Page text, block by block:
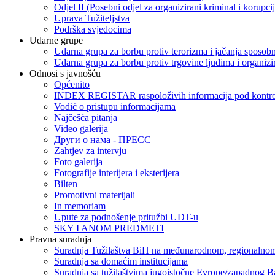
Odjel II (Posebni odjel za organizirani kriminal i
Uprava Tužiteljstva
Podrška svjedocima
Udarne grupe
Udarna grupa za borbu protiv terorizma i jačanja
Udarna grupa za borbu protiv trgovine ljudima i
Odnosi s javnošću
Općenito
INDEX REGISTAR raspoloživih informacija pod
Vodič o pristupu informacijama
Najčešća pitanja
Video galerija
Други о нама - ПРЕСC
Zahtjev za intervju
Foto galerija
Fotografije interijera i eksterijera
Bilten
Promotivni materijali
In memoriam
Upute za podnošenje pritužbi UDT-u
SKY I ANOM PREDMETI
Pravna suradnja
Suradnja Tužilaštva BiH na međunarodnom,
Suradnja sa domaćim institucijama
Suradnja sa tužilaštvima jugoistočne Evrope/zapadnog